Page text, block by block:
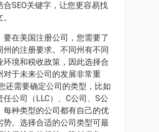
合SEO关键字，让您更容易找
要在美国注册公司，您需要了
州的注册要求。不同州有不同
环境和税收政策，因此选择合
对于未来公司的发展非常重
还需要确定公司的类型，比如
任公司（LLC）、C公司、S公
每种类型的公司都有自己的优
势。选择合适的公司类型可最